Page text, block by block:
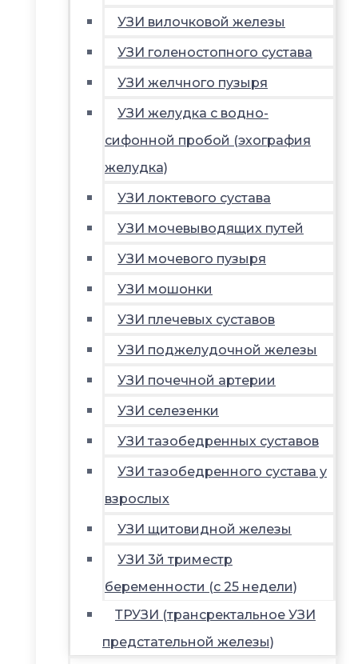
УЗИ вилочковой железы
УЗИ голеностопного сустава
УЗИ желчного пузыря
УЗИ желудка с водно-
сифонной пробой (эхография
желудка)
УЗИ локтевого сустава
УЗИ мочевыводящих путей
УЗИ мочевого пузыря
УЗИ мошонки
УЗИ плечевых суставов
УЗИ поджелудочной железы
УЗИ почечной артерии
УЗИ селезенки
УЗИ тазобедренных суставов
УЗИ тазобедренного сустава у
взрослых
УЗИ щитовидной железы
УЗИ 3й триместр
беременности (с 25 недели)
ТРУЗИ (трансректальное УЗИ
предстательной железы)